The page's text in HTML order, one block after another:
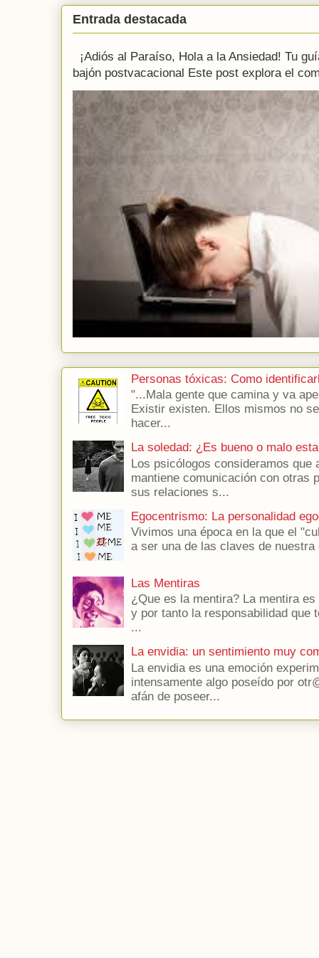
Entrada destacada
¡Adiós al Paraíso, Hola a la Ansiedad! Tu
bajón postvacacional Este post explora el
Personas tóxicas: Como
"...Mala gente que camina y va
Existir existen. Ellos mismos no
hacer...
La soledad: ¿Es bueno o malo
Los psicólogos consideramos que
mantiene comunicación con otras
sus relaciones s...
Egocentrismo: La personalidad
Vivimos una época en la que el
a ser una de las claves de
Las Mentiras
¿Que es la mentira? La mentira
y por tanto la responsabilidad que
...
La envidia: un sentimiento muy
La envidia es una emoción
intensamente algo poseído por
afán de poseer...